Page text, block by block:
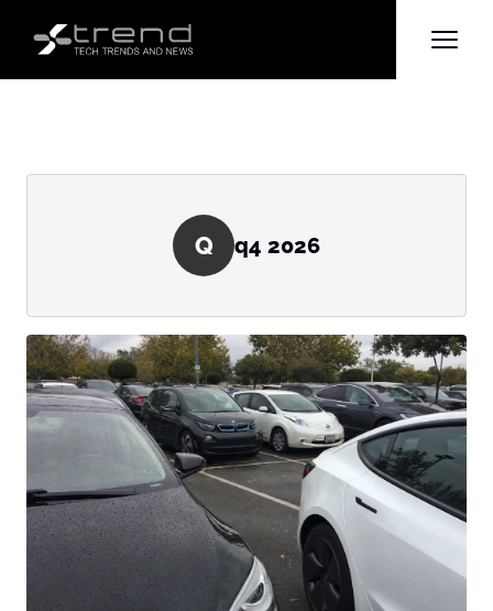
Q q4 2026